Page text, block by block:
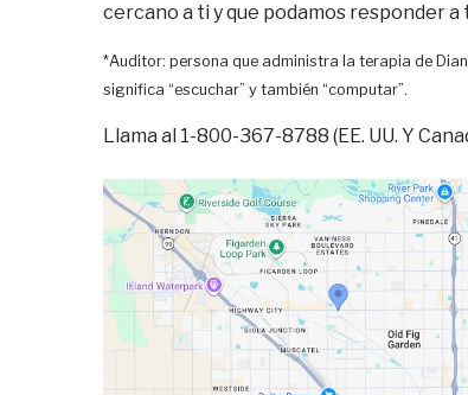
cercano a ti y que podamos responder a
*Auditor: persona que administra la terapia de
significa “escuchar” y también “computar”.
Llama al 1-800-367-8788 (EE. UU. Y